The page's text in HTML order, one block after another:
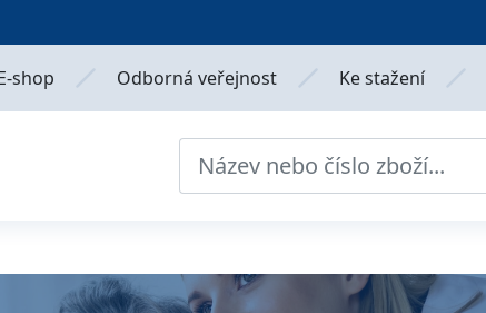
shop Odborná veřejnost Ke stažení